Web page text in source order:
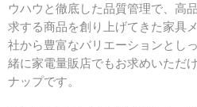
ウハウと徹底した品質管理で、高
求する商品を創り上げてきた家具
社から豊富なバリエーションとし
緒に家電量販店でもお求めいただ
ナップです。